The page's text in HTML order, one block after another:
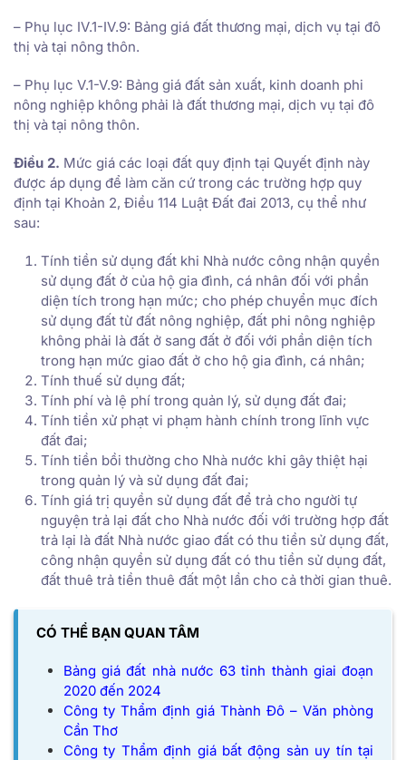
– Phụ lục IV.1-IV.9: Bảng giá đất thương mại, dịch vụ tại đô
thị và tại nông thôn.
– Phụ lục V.1-V.9: Bảng giá đất sản xuất, kinh doanh phi
nông nghiệp không phải là đất thương mại, dịch vụ tại đô
thị và tại nông thôn.
Điều 2. Mức giá các loại đất quy định tại Quyết định này
được áp dụng để làm căn cứ trong các trường hợp quy
định tại Khoản 2, Điều 114 Luật Đất đai 2013, cụ thể như
sau:
Tính tiền sử dụng đất khi Nhà nước công nhận quyền
sử dụng đất ở của hộ gia đình, cá nhân đối với phần
diện tích trong hạn mức; cho phép chuyển mục đích
sử dụng đất từ đất nông nghiệp, đất phi nông nghiệp
không phải là đất ở sang đất ở đối với phần diện tích
trong hạn mức giao đất ở cho hộ gia đình, cá nhân;
Tính thuế sử dụng đất;
Tính phí và lệ phí trong quản lý, sử dụng đất đai;
Tính tiền xử phạt vi phạm hành chính trong lĩnh vực
đất đai;
Tính tiền bồi thường cho Nhà nước khi gây thiệt hại
trong quản lý và sử dụng đất đai;
Tính giá trị quyền sử dụng đất để trả cho người tự
nguyện trả lại đất cho Nhà nước đối với trường hợp đất
trả lại là đất Nhà nước giao đất có thu tiền sử dụng đất,
công nhận quyền sử dụng đất có thu tiền sử dụng đất,
đất thuê trả tiền thuê đất một lần cho cả thời gian thuê.
CÓ THỂ BẠN QUAN TÂM
Bảng giá đất nhà nước 63 tỉnh thành giai đoạn
2020 đến 2024
Công ty Thẩm định giá Thành Đô – Văn phòng
Cần Thơ
Công ty Thẩm định giá bất động sản uy tín tại